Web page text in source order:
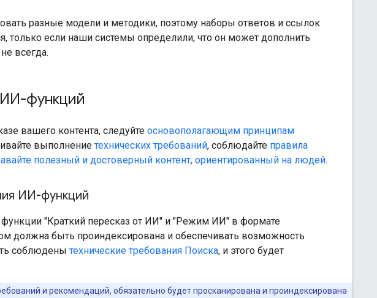
разные модели и методики, поэтому наборы ответов и ссылок
только если наши системы определили, что он может дополнить
всегда.
ИИ-функций
вашего контента, следуйте основополагающим принципам
выполнение технических требований, соблюдайте правила
полезный и достоверный контент, ориентированный на людей.
ИИ-функций
функции "Краткий пересказ от ИИ" и "Режим ИИ" в формате
должна быть проиндексирована и обеспечивать возможность
соблюдены технические требования Поиска, и этого будет
и рекомендаций, обязательно будет просканирована и проиндексирована